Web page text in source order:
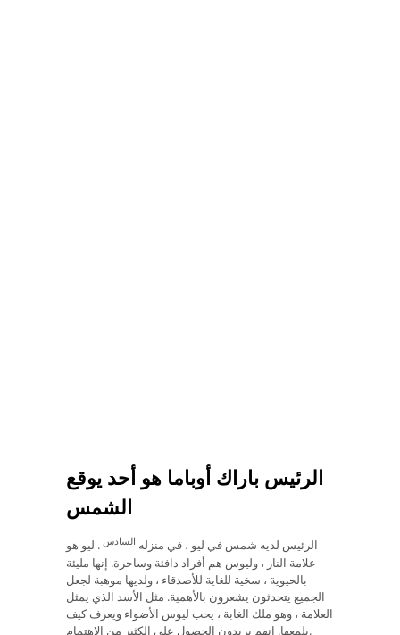
الرئيس باراك أوباما هو أحد يوقع
الشمس
الرئيس لديه شمس في ليو ، في منزله السادس . ليو هو
علامة النار ، وليوس هم أفراد دافئة وساحرة. إنها مليئة
بالحيوية ، سخية للغاية للأصدقاء ، ولديها موهبة لجعل
الجميع يتحدثون يشعرون بالأهمية. مثل الأسد الذي يمثل
العلامة ، وهو ملك الغابة ، يحب ليوس الأضواء ويعرف كيف
يلمعها. انهم يريدون الحصول على الكثير من الاهتمام.